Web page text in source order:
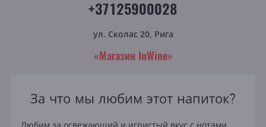
+37125900028
ул. Сколас 20, Рига
«Магазин InWine»
За что мы любим этот напиток?